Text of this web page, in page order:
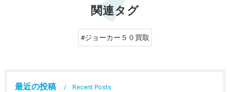
関連タグ
#ジョーカー５０買取
最近の投稿 Recent Posts